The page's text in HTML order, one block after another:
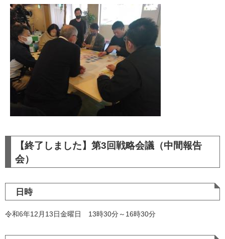
【終了しました】第3回戦略会議（中間報告
会）
日時
令和6年12月13日金曜日 13時30分～16時30分